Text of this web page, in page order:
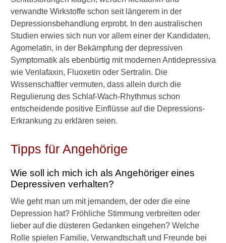
verwandte Wirkstoffe schon seit längerem in der
Depressionsbehandlung erprobt. In den australischen
Studien erwies sich nun vor allem einer der Kandidaten,
Agomelatin, in der Bekämpfung der depressiven
Symptomatik als ebenbürtig mit modernen Antidepressiva
wie Venlafaxin, Fluoxetin oder Sertralin. Die
Wissenschaftler vermuten, dass allein durch die
Regulierung des Schlaf-Wach-Rhythmus schon
entscheidende positive Einflüsse auf die Depressions-
Erkrankung zu erklären seien.
Tipps für Angehörige
Wie soll ich mich ich als Angehöriger eines
Depressiven verhalten?
Wie geht man um mit jemandem, der oder die eine
Depression hat? Fröhliche Stimmung verbreiten oder
lieber auf die düsteren Gedanken eingehen? Welche
Rolle spielen Familie, Verwandtschaft und Freunde bei
Medikamente
►
Gesundheitsthemen